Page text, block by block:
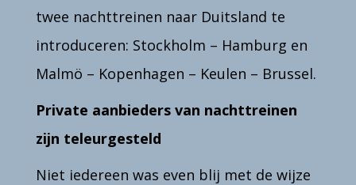
twee nachttreinen naar Duitsland te
introduceren: Stockholm – Hamburg en
Malmö – Kopenhagen – Keulen – Brussel.
Private aanbieders van nachttreinen
zijn teleurgesteld
Niet iedereen was even blij met de wijze